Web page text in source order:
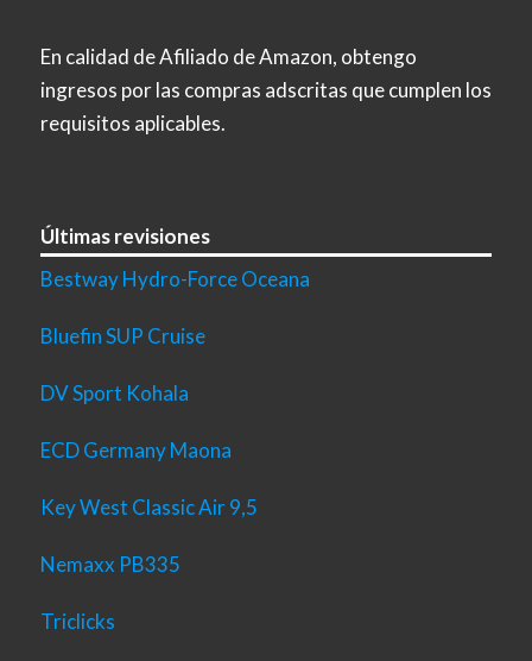
En calidad de Afiliado de Amazon, obtengo
ingresos por las compras adscritas que cumplen los
requisitos aplicables.
Últimas revisiones
Bestway Hydro-Force Oceana
Bluefin SUP Cruise
DV Sport Kohala
ECD Germany Maona
Key West Classic Air 9,5
Nemaxx PB335
Triclicks